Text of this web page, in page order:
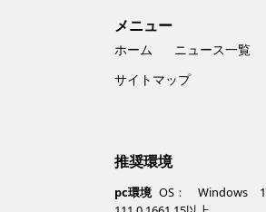
メニュー
ホーム ニュース一覧
サイトマップ
推奨環境
pc環境 OS： Windows